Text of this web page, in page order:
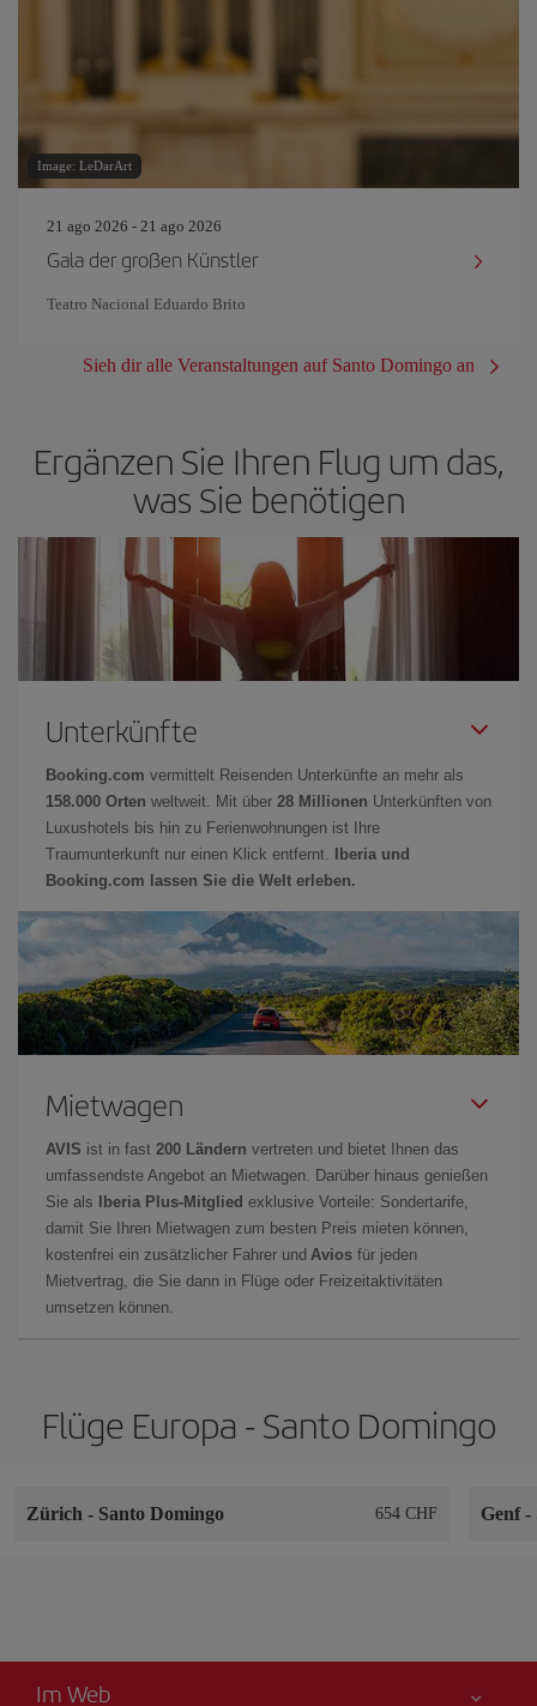
Image: LeDarArt
21 ago 2026 - 21 ago 2026
Gala der großen Künstler
Teatro Nacional Eduardo Brito
Sieh dir alle Veranstaltungen auf Santo Domingo an
Ergänzen Sie Ihren Flug um das,
was Sie benötigen
Unterkünfte
Booking.com vermittelt Reisenden Unterkünfte an mehr als
158.000 Orten weltweit. Mit über 28 Millionen Unterkünften von
Luxushotels bis hin zu Ferienwohnungen ist Ihre
Traumunterkunft nur einen Klick entfernt.
Iberia und
Booking.com lassen Sie die Welt erleben.
Mietwagen
AVIS ist in fast 200 Ländern vertreten und bietet Ihnen das
umfassendste Angebot an Mietwagen. Darüber hinaus genießen
Sie als
Iberia Plus-Mitglied exklusive Vorteile: Sondertarife,
damit Sie Ihren Mietwagen zum besten Preis mieten können,
kostenfrei ein zusätzlicher Fahrer und Avios für jeden
Mietvertrag, die Sie dann in Flüge oder Freizeitaktivitäten
umsetzen können.
Flüge Europa - Santo Domingo
Zürich - Santo Domingo 654 CHF Genf-
Im Web